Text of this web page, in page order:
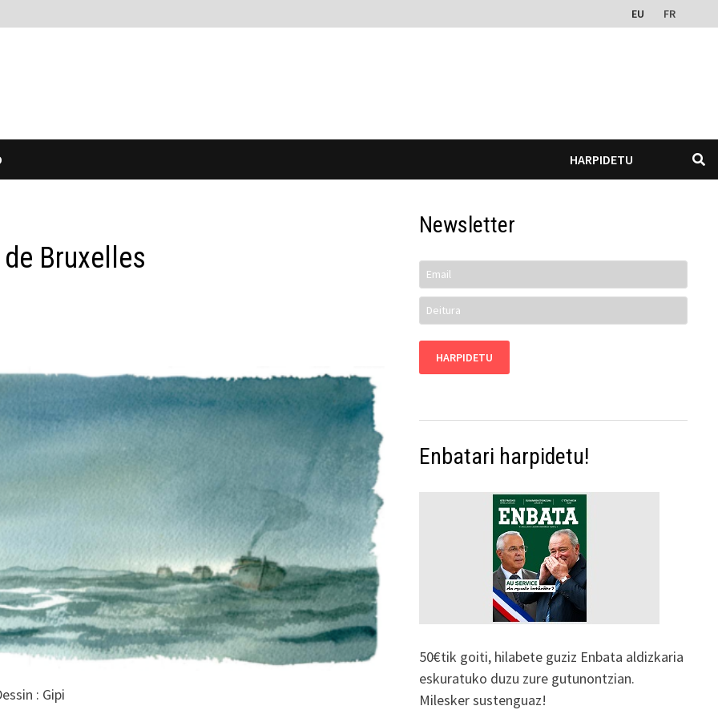
EU FR
HARPIDETU
Bruxelles
: Gipi
Newsletter
Enbatari harpidetu!
50€tik goiti, hilabete guziz Enbata aldizkaria
eskuratuko duzu zure gutunontzian.
Milesker sustenguaz!